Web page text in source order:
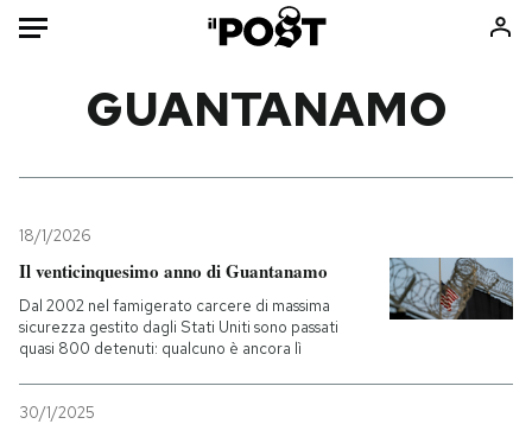
Mondo
Politica
Tecnologia
Internet
Cultura
Consumismi
Storie/Idee
Ok Boomer!
GUANTANAMO
18/1/2026
Il venticinquesimo anno di Guantanamo
Dal 2002 nel famigerato carcere di massima
sicurezza gestito dagli Stati Uniti sono passati
quasi 800 detenuti: qualcuno è ancora lì
30/1/2025